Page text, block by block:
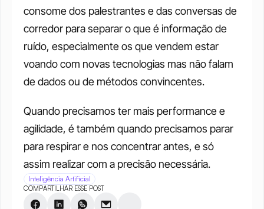
consome dos palestrantes e das conversas de
corredor para separar o que é informação de
ruído, especialmente os que vendem estar
voando com novas tecnologias mas não falam
de dados ou de métodos convincentes.
Quando precisamos ter mais performance e
agilidade, é também quando precisamos parar
para respirar e nos concentrar antes, e só
assim realizar com a precisão necessária.
Inteligência Artificial
COMPARTILHAR ESSE POST